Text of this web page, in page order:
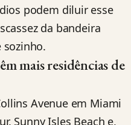
podem diluir esse
da bandeira
mais residências de
Avenue em Miami
Sunny Isles Beach e,